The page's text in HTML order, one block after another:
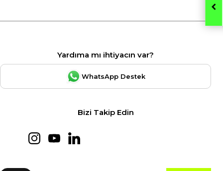
Yardıma mı ihtiyacın var?
WhatsApp Destek
Bizi Takip Edin